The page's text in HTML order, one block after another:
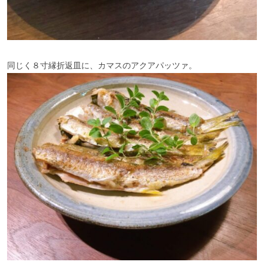
同じく８寸縁折返皿に、カマスのアクアパッツァ。